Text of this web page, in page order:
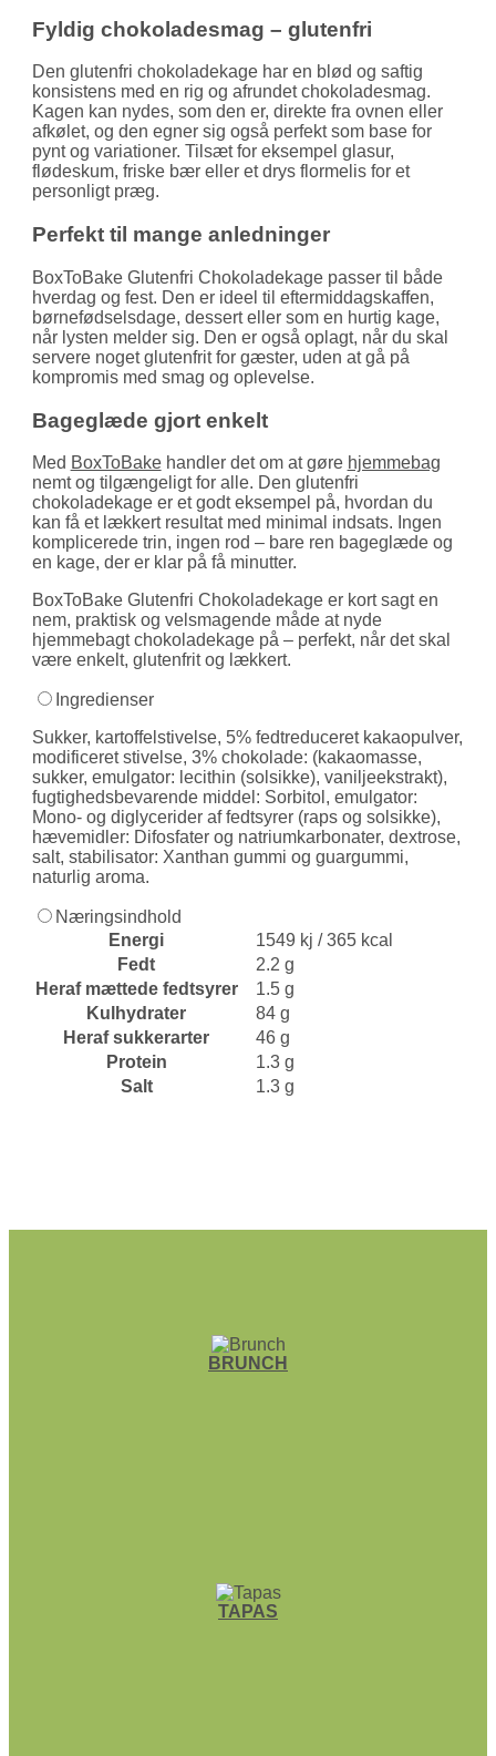
Fyldig chokoladesmag – glutenfri
Den glutenfri chokoladekage har en blød og saftig
konsistens med en rig og afrundet chokoladesmag.
Kagen kan nydes, som den er, direkte fra ovnen eller
afkølet, og den egner sig også perfekt som base for
pynt og variationer. Tilsæt for eksempel glasur,
flødeskum, friske bær eller et drys flormelis for et
personligt præg.
Perfekt til mange anledninger
BoxToBake Glutenfri Chokoladekage passer til både
hverdag og fest. Den er ideel til eftermiddags­kaffen,
børne­fødselsdage, dessert eller som en hurtig kage,
når lysten melder sig. Den er også oplagt, når du skal
servere noget glutenfrit for gæster, uden at gå på
kompromis med smag og oplevelse.
Bageglæde gjort enkelt
Med BoxToBakehandler det om at gøre hjemmebag
nemt og tilgængeligt for alle. Den glutenfri
chokoladekage er et godt eksempel på, hvordan du
kan få et lækkert resultat med minimal indsats. Ingen
komplicerede trin, ingen rod – bare ren bageglæde og
en kage, der er klar på få minutter.
BoxToBake Glutenfri Chokoladekage er kort sagt en
nem, praktisk og velsmagende måde at nyde
hjemmebagt chokoladekage på – perfekt, når det skal
være enkelt, glutenfrit og lækkert.
Ingredienser
Sukker, kartoffelstivelse, 5% fedtreduceret kakaopulver,
modificeret stivelse, 3% chokolade: (kakaomasse,
sukker, emulgator: lecithin (solsikke), vaniljeekstrakt),
fugtighedsbevarende middel: Sorbitol, emulgator:
Mono- og diglycerider af fedtsyrer (raps og solsikke),
hævemidler: Difosfater og natriumkarbonater, dextrose,
salt, stabilisator: Xanthan gummi og guargummi,
naturlig aroma.
Næringsindhold
Energi
1549 kj / 365 kcal
Fedt
2.2 g
Heraf mættede fedtsyrer
1.5 g
Kulhydrater
84 g
Heraf sukkerarter
46 g
Protein
1.3 g
Salt
1.3 g
BRUNCH
TAPAS